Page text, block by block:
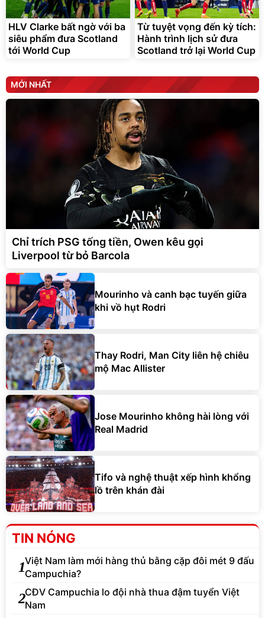
HLV Clarke bất ngờ với ba
siêu phẩm đưa Scotland
tới World Cup
Từ tuyệt vọng đến kỳ tích:
Hành trình lịch sử đưa
Scotland trở lại World Cup
MỚI NHẤT
Chỉ trích PSG tống tiền, Owen kêu gọi
Liverpool từ bỏ Barcola
Mourinho và canh bạc tuyến giữa
khi vồ hụt Rodri
Thay Rodri, Man City liên hệ chiêu
mộ Mac Allister
Jose Mourinho không hài lòng với
Real Madrid
Tifo và nghệ thuật xếp hình khổng
lồ trên khán đài
TIN NÓNG
1Việt Nam làm mới hàng thủ bằng cặp đôi mét 9 đấu
Campuchia?
2CĐV Campuchia lo đội nhà thua đậm tuyển Việt
Nam